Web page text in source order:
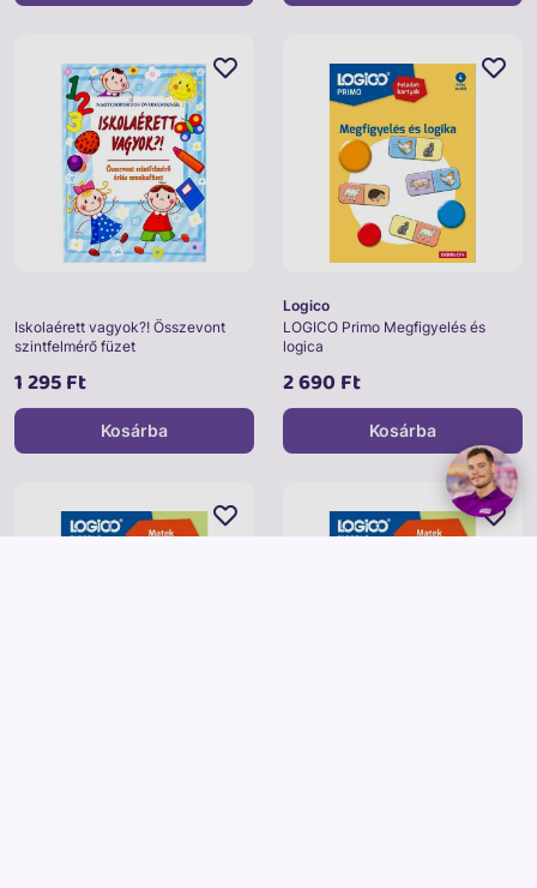
Iskolaérett vagyok?! Összevont
szintfelmérő füzet
1 295 Ft
Kosárba
Logico
LOGICO Primo Megfigyelés és
logica
2 690 Ft
Kosárba